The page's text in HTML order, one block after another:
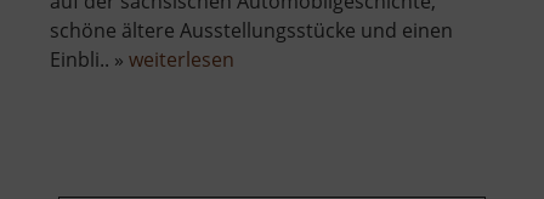
schöne ältere Ausstellungsstücke und einen
Einbli.. » weiterlesen